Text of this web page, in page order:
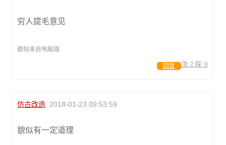
穷人提毛意见
跟帖来自电脑端
顶: 2 踩: 0
回复
仿古改造 2018-01-23 09:53:59
貌似有一定道理